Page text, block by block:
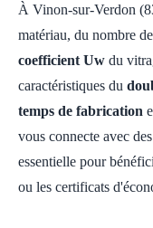
À Vinon-sur-Verdon
matériau, du nombre
coefficient Uw du
caractéristiques du
temps de fabrication
vous connecte avec des
essentielle pour
ou les certificats